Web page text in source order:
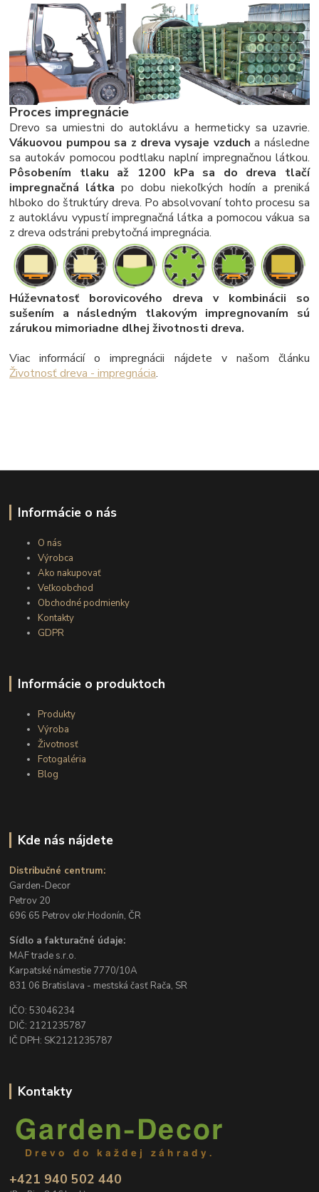
Proces impregnácie
Drevo sa umiestni do autoklávu a hermeticky sa uzavrie.
Vákuovou pumpou sa z dreva vysaje vzduch a následne
sa autokáv pomocou podtlaku naplní impregnačnou látkou.
Pôsobením tlaku až 1200 kPa sa do dreva tlačí
impregnačná látka po dobu niekoľkých hodín a preniká
hlboko do štruktúry dreva. Po absolvovaní tohto procesu sa
z autoklávu vypustí impregnačná látka a pomocou vákua sa
z dreva odstráni prebytočná impregnácia.
Húževnatosť borovicového dreva v kombinácii so
sušením a následným tlakovým impregnovaním sú
zárukou mimoriadne dlhej životnosti dreva.
Viac informácií o impregnácii nájdete v našom článku
Životnosť dreva - impregnácia.
Informácie o nás
O nás
Výrobca
Ako nakupovať
Veľkoobchod
Obchodné podmienky
Kontakty
GDPR
Informácie o produktoch
Produkty
Výroba
Životnosť
Fotogaléria
Blog
Kde nás nájdete
Distribučné centrum:
Garden-Decor
Petrov 20
696 65 Petrov okr.Hodonín, ČR
Sídlo a fakturačné údaje:
MAF trade s.r.o.
Karpatské námestie 7770/10A
831 06 Bratislava - mestská časť Rača, SR
IČO: 53046234
DIČ: 2121235787
IČ DPH: SK2121235787
Kontakty
+421 940 502 440